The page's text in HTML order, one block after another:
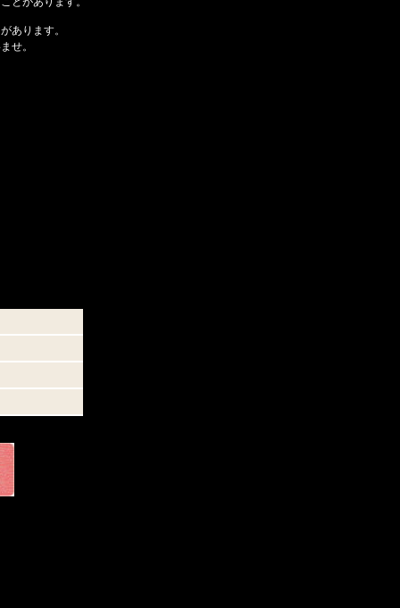
あります。
せ。